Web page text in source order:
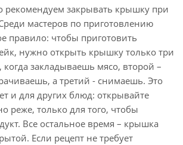
рекомендуем закрывать крышку при
мастеров по приготовлению
правило: чтобы приготовить
нужно открыть крышку только три
когда закладываешь мясо, второй –
а третий - снимаешь. Это
и для других блюд: открывайте
реже, только для того, чтобы
Все остальное время – крышка
Если рецепт не требует